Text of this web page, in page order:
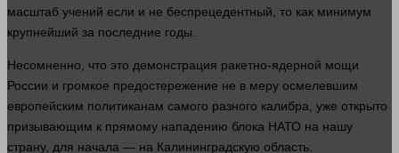
масштаб учений если и не беспрецедентный, то как минимум
крупнейший за последние годы.
Несомненно, что это демонстрация ракетно-ядерной мощи
России и громкое предостережение не в меру осмелевшим
европейским политиканам самого разного калибра, уже открыто
призывающим к прямому нападению блока НАТО на нашу
страну, для начала — на Калининградскую область.